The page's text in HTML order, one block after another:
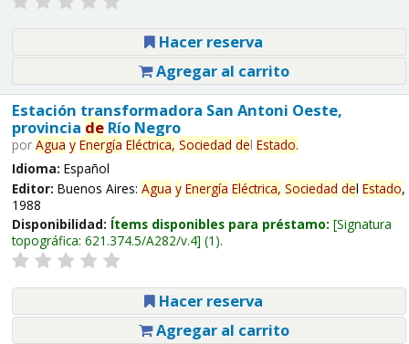
Hacer reserva
Agregar al carrito
Estación transformadora San Antoni Oeste,
provincia deRío Negro
por Agua y Energía Eléctrica, Sociedad del Estado.
Idioma: Español
Editor: Buenos Aires: Agua y Energía Eléctrica, Sociedad del Estado,
1988
Disponibilidad: Ítems disponibles para préstamo: Signatura
topográfica: 621.374.5/A282/v.4 (1).
Hacer reserva
Agregar al carrito